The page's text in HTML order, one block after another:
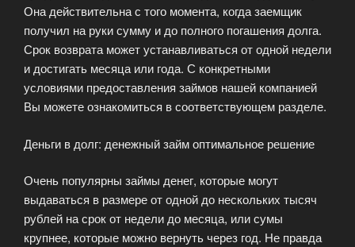
Она действительна с того момента, когда заемщик
получил на руки сумму и до полного погашения долга.
Срок возврата может устанавливаться от одной недели
и достигать месяца или года. С конкретными
условиями предоставления займов нашей компанией
Вы можете ознакомиться в соответствующем разделе.
Деньги в долг: денежный займ оптимальное решение
Очень популярны займы денег, которые могут
выдаваться в размере от одной до нескольких тысяч
рублей на срок от недели до месяца, или сумы
крупнее, которые можно вернуть через год. Не правда